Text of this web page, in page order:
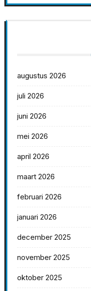
augustus 2026
juli 2026
juni 2026
mei 2026
april 2026
maart 2026
februari 2026
januari 2026
december 2025
november 2025
oktober 2025